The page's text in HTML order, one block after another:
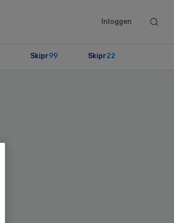
Inloggen
Search
Skipr99 Skipr22